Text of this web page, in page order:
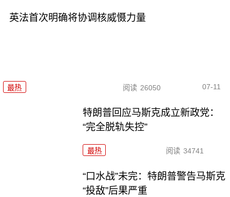
英法首次明确将协调核威慑力量
最热 阅读 26050 07-11
特朗普回应马斯克成立新政党：
“完全脱轨失控”
最热 阅读 34741
“口水战”未完：特朗普警告马斯克
“投敌”后果严重